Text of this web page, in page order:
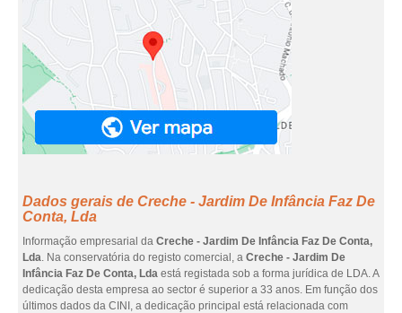
Dados gerais de Creche - Jardim De Infância Faz De
Conta, Lda
Informação empresarial da Creche - Jardim De Infância Faz De Conta,
Lda. Na conservatória do registo comercial, a Creche - Jardim De
Infância Faz De Conta, Lda está registada sob a forma jurídica de LDA. A
dedicação desta empresa ao sector é superior a 33 anos. Em função dos
últimos dados da CINI, a dedicação principal está relacionada com